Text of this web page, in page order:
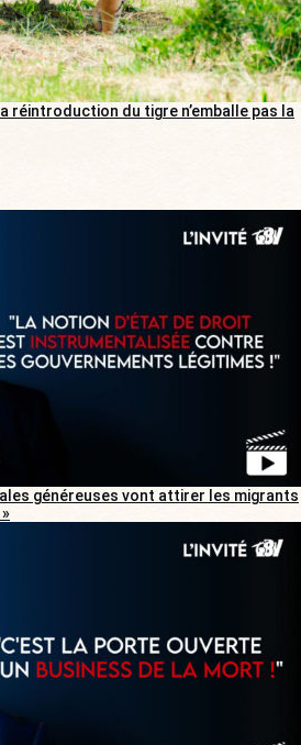
réintroduction du tigre n’emballe pas la
généreuses vont attirer les migrants